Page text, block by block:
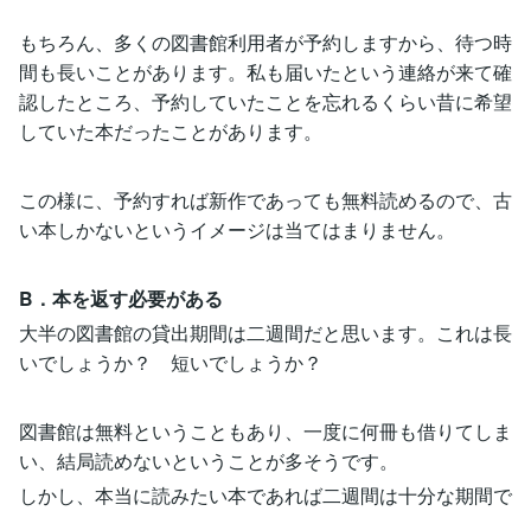
もちろん、多くの図書館利用者が予約しますから、待つ時
間も長いことがあります。私も届いたという連絡が来て確
認したところ、予約していたことを忘れるくらい昔に希望
していた本だったことがあります。
この様に、予約すれば新作であっても無料読めるので、古
い本しかないというイメージは当てはまりません。
B．本を返す必要がある
大半の図書館の貸出期間は二週間だと思います。これは長
いでしょうか？ 短いでしょうか？
図書館は無料ということもあり、一度に何冊も借りてしま
い、結局読めないということが多そうです。
しかし、本当に読みたい本であれば二週間は十分な期間で